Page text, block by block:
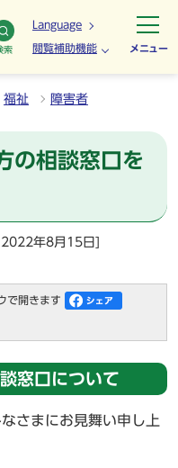
索
Language
閲覧補助機能 メニュー
福祉 障害者
の相談窓口を
2022年8月15日]
で開きます
窓口について
さまにお見舞い申し上